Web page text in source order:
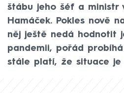
štábu jeho šéf a ministr
Hamáček. Pokles nově
něj ještě nedá hodnotit
pandemii, pořád
stále platí, že situace je